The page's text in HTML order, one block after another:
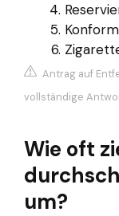
Antrag auf
vollständige
Wie oft
um?